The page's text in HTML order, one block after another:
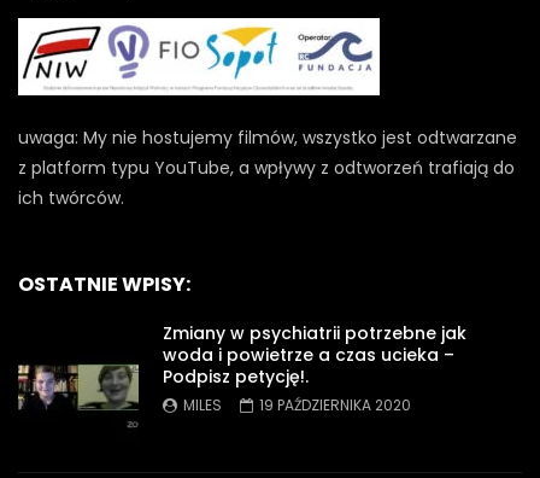
uwaga: My nie hostujemy filmów, wszystko jest odtwarzane
z platform typu YouTube, a wpływy z odtworzeń trafiają do
ich twórców.
OSTATNIE WPISY:
Zmiany w psychiatrii potrzebne jak
woda i powietrze a czas ucieka –
Podpisz petycję!.
MILES 19 PAŹDZIERNIKA 2020